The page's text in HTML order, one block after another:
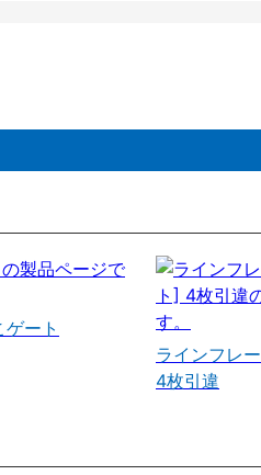
ゲート
ラインフレ
4枚引違